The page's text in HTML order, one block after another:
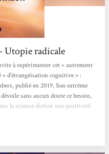
Utopie radicale
à expérimenter cet « autrement
« d'étrangéisation cognitive » :
publié en 2019. Son extrême
sans aucun doute ce besoin,
la science-fiction une positivité
d'étude écologique...